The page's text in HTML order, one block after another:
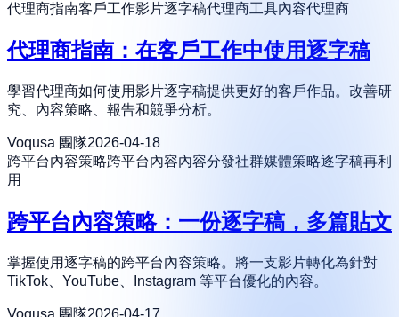
代理商指南客戶工作影片逐字稿代理商工具內容代理商
代理商指南：在客戶工作中使用逐字稿
學習代理商如何使用影片逐字稿提供更好的客戶作品。改善研
究、內容策略、報告和競爭分析。
Voqusa 團隊2026-04-18
跨平台內容策略跨平台內容內容分發社群媒體策略逐字稿再利
用
跨平台內容策略：一份逐字稿，多篇貼文
掌握使用逐字稿的跨平台內容策略。將一支影片轉化為針對
TikTok、YouTube、Instagram 等平台優化的內容。
Voqusa 團隊2026-04-17